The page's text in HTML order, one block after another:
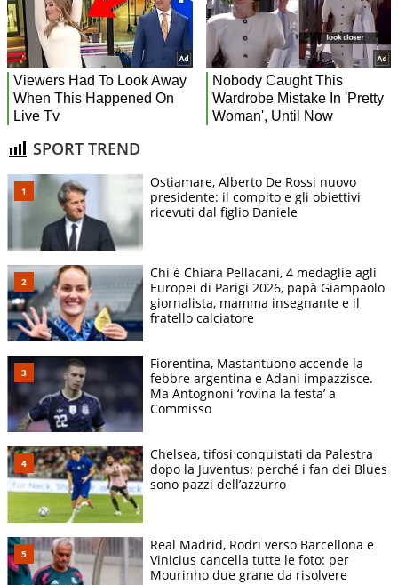
SPORT TREND
Ostiamare, Alberto De Rossi nuovo
presidente: il compito e gli obiettivi
ricevuti dal figlio Daniele
Chi è Chiara Pellacani, 4 medaglie agli
Europei di Parigi 2026, papà Giampaolo
giornalista, mamma insegnante e il
fratello calciatore
Fiorentina, Mastantuono accende la
febbre argentina e Adani impazzisce.
Ma Antognoni ‘rovina la festa’ a
Commisso
Chelsea, tifosi conquistati da Palestra
dopo la Juventus: perché i fan dei Blues
sono pazzi dell’azzurro
Real Madrid, Rodri verso Barcellona e
Vinicius cancella tutte le foto: per
Mourinho due grane da risolvere